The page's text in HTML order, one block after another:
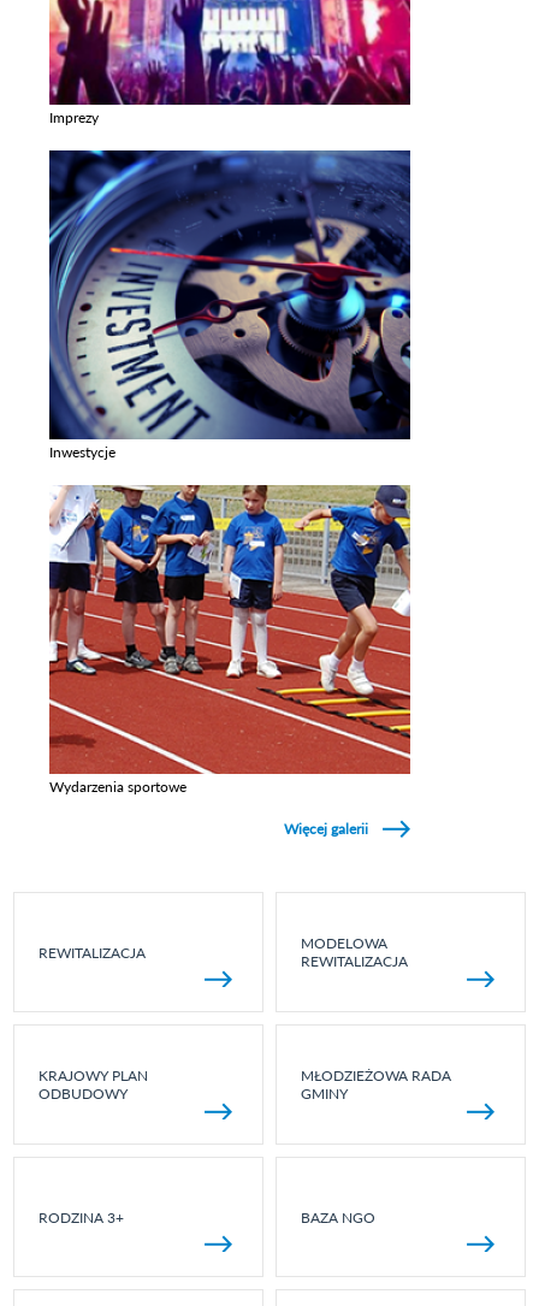
Imprezy
Inwestycje
Wydarzenia sportowe
Więcej galerii
REWITALIZACJA
MODELOWA
REWITALIZACJA
KRAJOWY PLAN
ODBUDOWY
MŁODZIEŻOWA RADA
GMINY
RODZINA 3+ BAZA NGO